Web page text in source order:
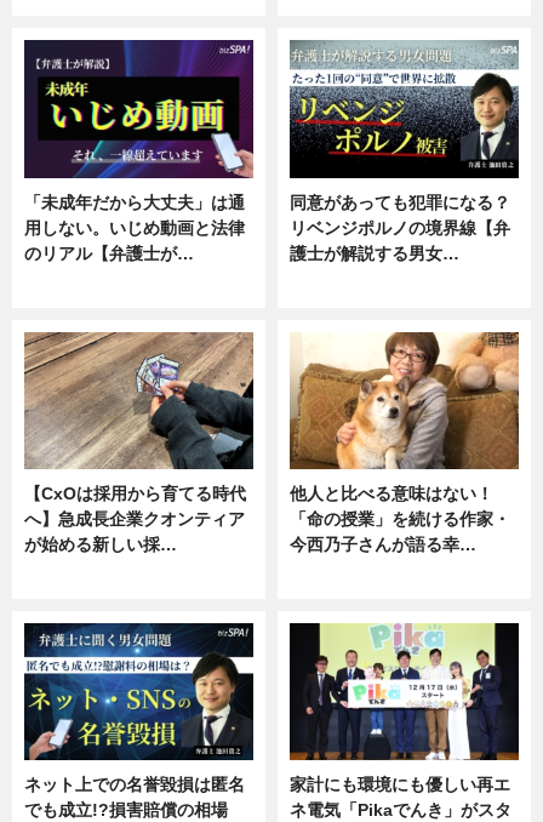
「未成年だから大丈夫」は通
用しない。いじめ動画と法律
のリアル【弁護士が…
同意があっても犯罪になる？
リベンジポルノの境界線【弁
護士が解説する男女…
【CxOは採用から育てる時代
へ】急成長企業クオンティア
が始める新しい採…
他人と比べる意味はない！
「命の授業」を続ける作家・
今西乃子さんが語る幸…
ネット上での名誉毀損は匿名
でも成立!?損害賠償の相場
家計にも環境にも優しい再エ
ネ電気「Pikaでんき」がスタ